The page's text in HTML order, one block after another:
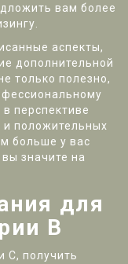
вам более
аспекты,
дополнительной
только полезно,
перспективе
положительных
больше у вас
значите на
для
В
С, получить